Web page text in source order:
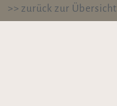
>> zurück zur Übersicht